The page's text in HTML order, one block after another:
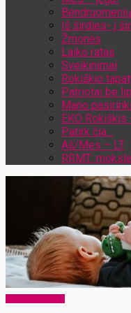
Iš širdies- į
Žmonės
Laiko ratas
Sveikinimai
Rokiškio
Patriotai be
Mano
EKO
Patirk čia…
Aš/Mes – LT
RRMT: